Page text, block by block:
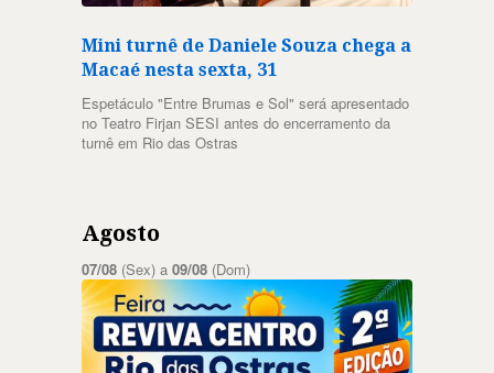
Mini turnê de Daniele Souza chega a
Macaé nesta sexta, 31
Espetáculo "Entre Brumas e Sol" será apresentado
no Teatro Firjan SESI antes do encerramento da
turnê em Rio das Ostras
Agosto
07/08 (Sex) a 09/08 (Dom)